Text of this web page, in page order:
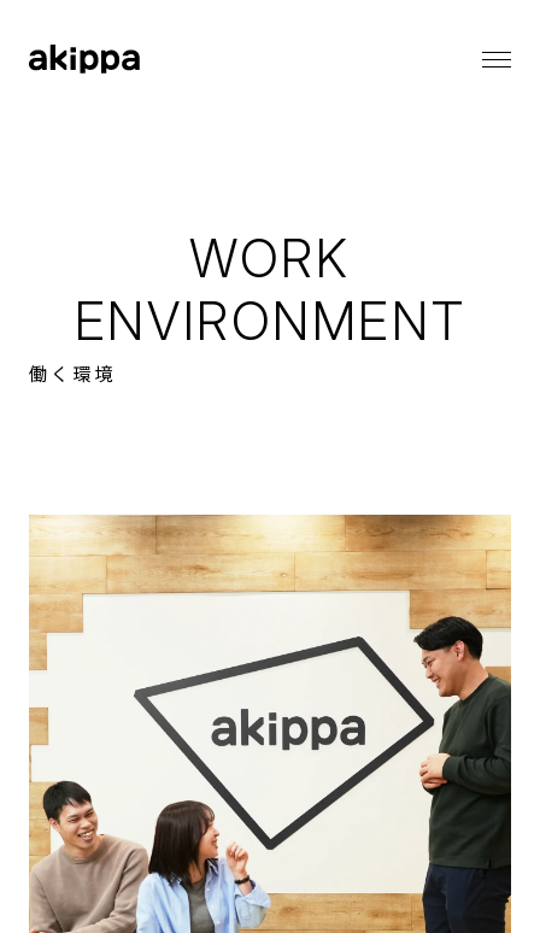
WORK
ENVIRONMENT
働く環境
コーポレートフィロソフィー
ニュース
メディア情報
採用情報
職種一覧